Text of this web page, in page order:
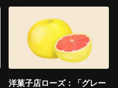
洋菓子店ローズ：「グレー